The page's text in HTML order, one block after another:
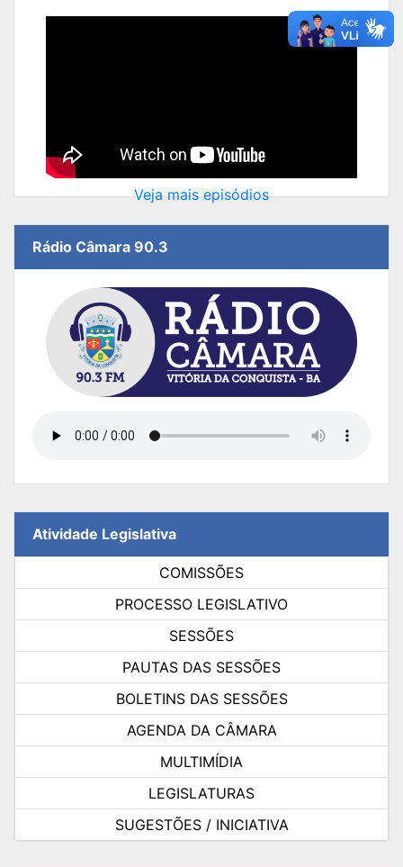
Veja mais episódios
Rádio Câmara 90.3
Atividade Legislativa
COMISSÕES
PROCESSO LEGISLATIVO
SESSÕES
PAUTAS DAS SESSÕES
BOLETINS DAS SESSÕES
AGENDA DA CÂMARA
MULTIMÍDIA
LEGISLATURAS
SUGESTÕES / INICIATIVA